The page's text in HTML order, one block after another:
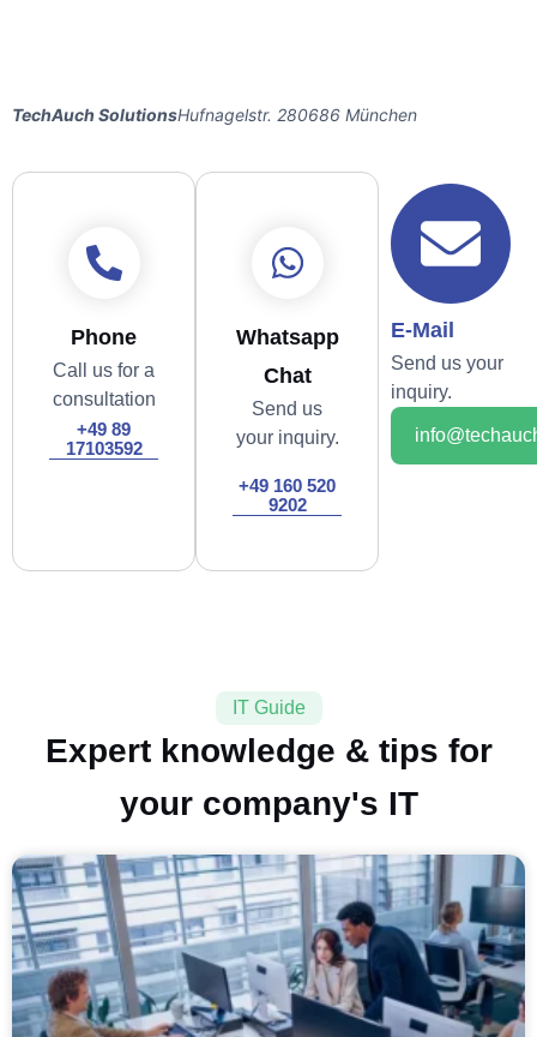
TechAuch SolutionsHufnagelstr. 280686 München
Phone
Call us for a
consultation
+49 89
17103592
Whatsapp
Chat
Send us
your inquiry.
+49 160 520
9202
E-Mail
Send us your
inquiry.
IT Guide
Expert knowledge & tips for
your company's IT